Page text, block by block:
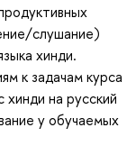
слушание)
хинди.
к задачам курса
на русский
у обучаемых